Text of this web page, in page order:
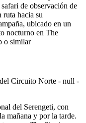
de observación de
ruta hacia su
ubicado en un
nocturno en The
o similar
del Serengeti, con
mañana y por la tarde.